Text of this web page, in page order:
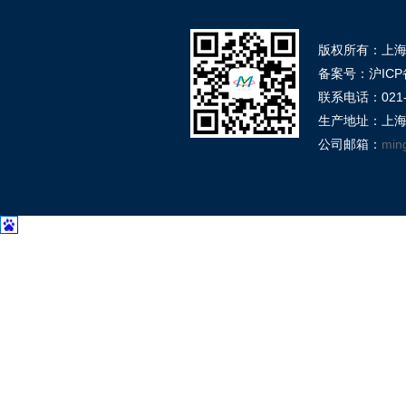
版权所有：上
备案号：沪
联系电话：
生产地址：上
公司邮箱：